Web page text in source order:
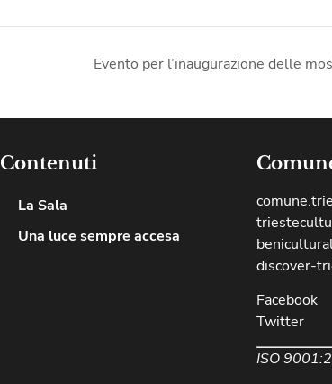
Evento per l’inaugurazione delle
Contenuti
La Sala
Una luce sempre accesa
discover-
Facebook
Twitter
ISO